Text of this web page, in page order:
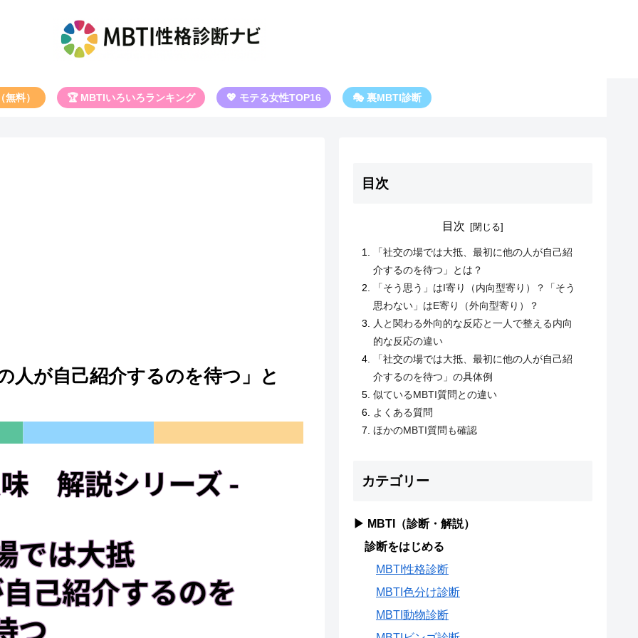
料） 🏆 MBTIいろいろランキング 💖 モテる女性TOP16 🎭 裏MBTI診断
人が自己紹介するのを待つ」と
目次
目次
「社交の場では大抵、最初に他の人が自己紹
介するのを待つ」とは？
「そう思う」はI寄り（内向型寄り）？「そう
思わない」はE寄り（外向型寄り）？
人と関わる外向的な反応と一人で整える内向
的な反応の違い
「社交の場では大抵、最初に他の人が自己紹
介するのを待つ」の具体例
似ているMBTI質問との違い
よくある質問
ほかのMBTI質問も確認
カテゴリー
▶ MBTI（診断・解説）
診断をはじめる
MBTI性格診断
MBTI色分け診断
MBTI動物診断